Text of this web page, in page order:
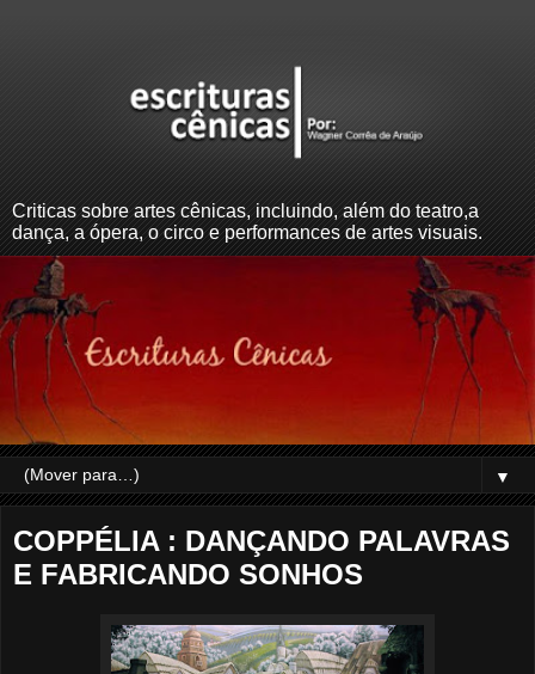
Criticas sobre artes cênicas, incluindo, além do teatro,a
dança, a ópera, o circo e performances de artes visuais.
▼
COPPÉLIA : DANÇANDO PALAVRAS
E FABRICANDO SONHOS